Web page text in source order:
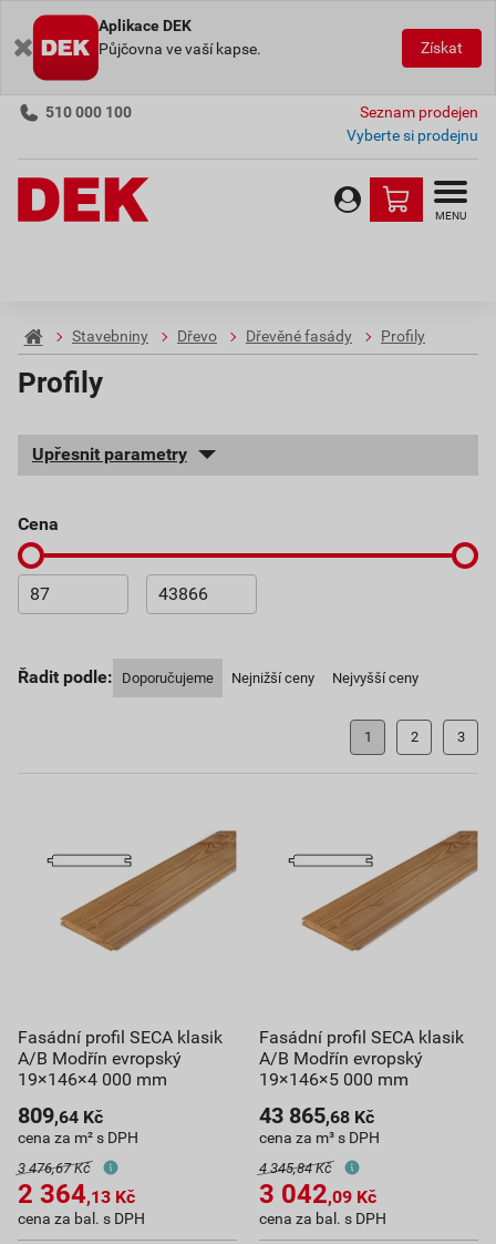
Aplikace DEK
Půjčovna ve vaší kapse.
Získat
510 000 100
Seznam prodejen
Vyberte si prodejnu
MENU
Stavebniny Dřevo Dřevěné fasády Profily
Profily
Upřesnit parametry
cena
Řadit podle: Doporučujeme Nejnižší ceny Nejvyšší ceny
1 2 3
Fasádní profil SECA klasik
A/B Modřín evropský
19×146×4 000 mm
809,64 Kč
cena za m² s DPH
3 476,67 Kč
2 364,13 Kč
cena za bal. s DPH
Fasádní profil SECA klasik
A/B Modřín evropský
19×146×5 000 mm
43 865,68 Kč
cena za m³ s DPH
4 345,84 Kč
3 042,09 Kč
cena za bal. s DPH